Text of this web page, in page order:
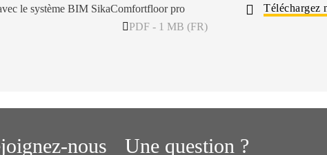
le système BIM SikaComfortfloor pro
PDF - 1 MB (FR)
Téléchargez
nous Une question ?